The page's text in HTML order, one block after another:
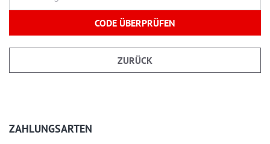
CODE ÜBERPRÜFEN
ZURÜCK
ZAHLUNGSARTEN